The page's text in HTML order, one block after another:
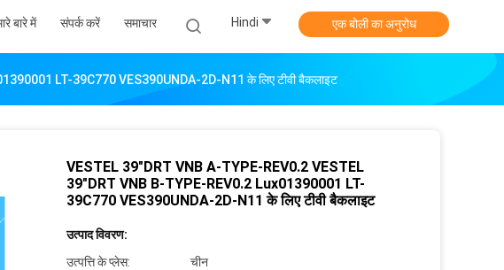
बारे में संपर्क करें समाचार Hindi एक बोली का अनुरोध
LT-39C770 VES390UNDA-2D-N11 के लिए टीवी बैकलाइट
VESTEL 39"DRT VNB A-TYPE-REV0.2 VESTEL
39"DRT VNB B-TYPE-REV0.2 Lux01390001 LT-
39C770 VES390UNDA-2D-N11 के लिए टीवी बैकलाइट
उत्पाद विवरण:
उत्पत्ति के प्लेस:
चीन